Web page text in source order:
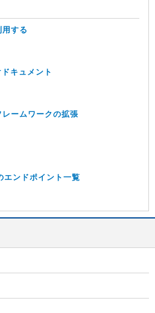
する
キュメント
ームワークの拡張
ンドポイント一覧